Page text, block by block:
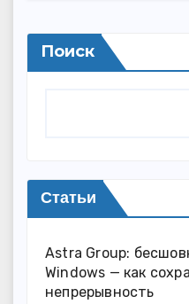
Поиск
Статьи
Astra Group:
Windows — как
непрерывность